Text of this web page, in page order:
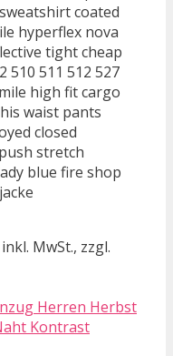
coated
hyperflex nova
tight cheap
510 511 512 527
high fit cargo
waist pants
closed
stretch
blue fire shop
MwSt., zzgl.